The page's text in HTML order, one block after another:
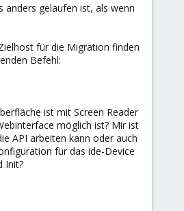
anders gelaufen ist, als wenn
für die Migration finden
Befehl:
ist mit Screen Reader
möglich ist? Mir ist
API arbeiten kann oder auch
für das ide-Device
Init?